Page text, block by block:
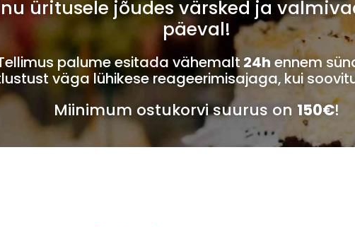
üritusele jõudes värsked ja
päeval!
Tellimus palume esitada vähemalt 24h ennem
väga lühikese reageerimisajaga, kui
Miinimum ostukorvi suurus on 150€!